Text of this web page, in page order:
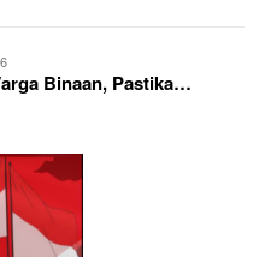
Binaan, Pastika…